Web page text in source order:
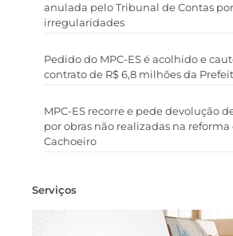
anulada pelo Tribunal de Contas
irregularidades
Pedido do MPC-ES é acolhido e
contrato de R$ 6,8 milhões da
MPC-ES recorre e pede devolução
por obras não realizadas na
Cachoeiro
Serviços